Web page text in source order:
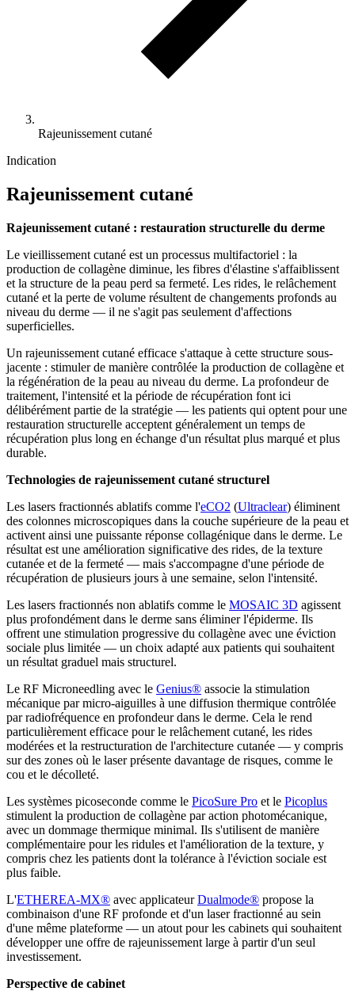
Rajeunissement cutané
Indication
Rajeunissement cutané
Rajeunissement cutané : restauration structurelle du derme
Le vieillissement cutané est un processus multifactoriel : la
production de collagène diminue, les fibres d'élastine s'affaiblissent
et la structure de la peau perd sa fermeté. Les rides, le relâchement
cutané et la perte de volume résultent de changements profonds au
niveau du derme — il ne s'agit pas seulement d'affections
superficielles.
Un rajeunissement cutané efficace s'attaque à cette structure sous-
jacente : stimuler de manière contrôlée la production de collagène et
la régénération de la peau au niveau du derme. La profondeur de
traitement, l'intensité et la période de récupération font ici
délibérément partie de la stratégie — les patients qui optent pour une
restauration structurelle acceptent généralement un temps de
récupération plus long en échange d'un résultat plus marqué et plus
durable.
Technologies de rajeunissement cutané structurel
Les lasers fractionnés ablatifs comme l'eCO2 (Ultraclear) éliminent
des colonnes microscopiques dans la couche supérieure de la peau et
activent ainsi une puissante réponse collagénique dans le derme. Le
résultat est une amélioration significative des rides, de la texture
cutanée et de la fermeté — mais s'accompagne d'une période de
récupération de plusieurs jours à une semaine, selon l'intensité.
Les lasers fractionnés non ablatifs comme le MOSAIC 3D agissent
plus profondément dans le derme sans éliminer l'épiderme. Ils
offrent une stimulation progressive du collagène avec une éviction
sociale plus limitée — un choix adapté aux patients qui souhaitent
un résultat graduel mais structurel.
Le RF Microneedling avec le Genius® associe la stimulation
mécanique par micro-aiguilles à une diffusion thermique contrôlée
par radiofréquence en profondeur dans le derme. Cela le rend
particulièrement efficace pour le relâchement cutané, les rides
modérées et la restructuration de l'architecture cutanée — y compris
sur des zones où le laser présente davantage de risques, comme le
cou et le décolleté.
Les systèmes picoseconde comme le PicoSure Pro et le Picoplus
stimulent la production de collagène par action photomécanique,
avec un dommage thermique minimal. Ils s'utilisent de manière
complémentaire pour les ridules et l'amélioration de la texture, y
compris chez les patients dont la tolérance à l'éviction sociale est
plus faible.
L'ETHEREA-MX® avec applicateurDualmode® propose la
combinaison d'une RF profonde et d'un laser fractionné au sein
d'une même plateforme — un atout pour les cabinets qui souhaitent
développer une offre de rajeunissement large à partir d'un seul
investissement.
Perspective de cabinet